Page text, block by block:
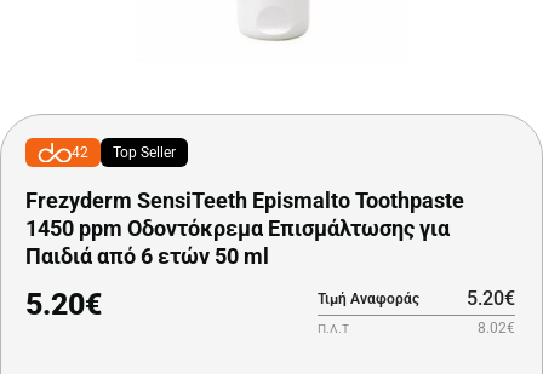
42 Top Seller
Frezyderm SensiTeeth Epismalto Toothpaste
1450 ppm Οδοντόκρεμα Επισμάλτωσης για
Παιδιά από 6 ετών 50 ml
5.20€ Τιμή Αναφοράς 5.20€
Π.Λ.Τ 8.02€